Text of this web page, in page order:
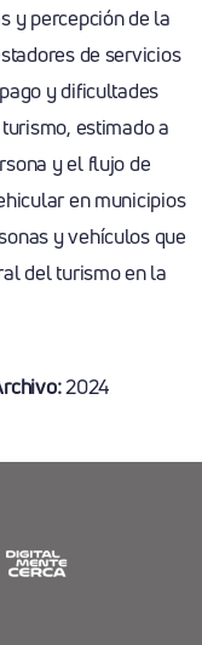
y percepción de la
de servicios
y dificultades
estimado a
y el flujo de
en municipios
y vehículos que
del turismo en la
2024